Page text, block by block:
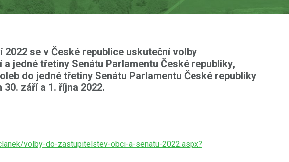
2022 se v České republice uskutečnívolby
a jedné třetiny Senátu Parlamentu České republiky,
do jedné třetiny Senátu Parlamentu České republiky
září a 1. října 2022.
volby-do-zastupitelstev-obci-a-senatu-2022.aspx?